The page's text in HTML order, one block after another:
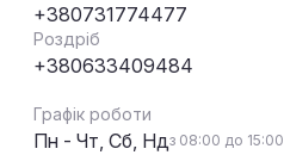
+380731774477
Роздріб
+380633409484
Графік роботи
Пн - Чт, Сб, Ндз 08:00 до 15:00